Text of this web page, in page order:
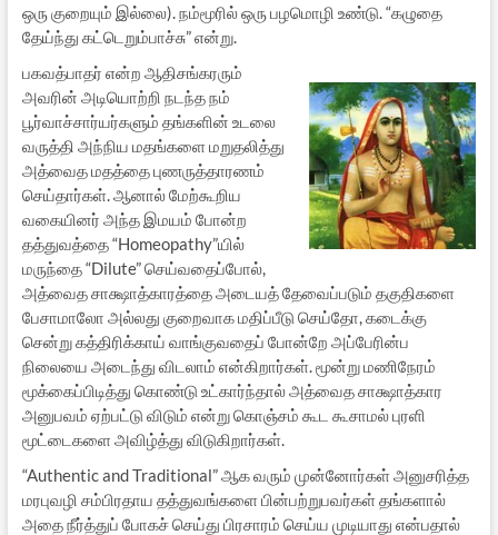
ஒரு குறையும் இல்லை). நம்மூரில் ஒரு பழமொழி உண்டு. “கழுதை
தேய்ந்து கட்டெறும்பாச்சு” என்று.
பகவத்பாதர் என்ற ஆதிசங்கரரும்
அவரின் அடியொற்றி நடந்த நம்
பூர்வாச்சார்யர்களும் தங்களின் உடலை
வருத்தி அந்நிய மதங்களை மறுதலித்து
அத்வைத மதத்தை புணருத்தாரணம்
செய்தார்கள். ஆனால் மேற்கூறிய
வகையினர் அந்த இமயம் போன்ற
தத்துவத்தை “Homeopathy”யில்
மருந்தை “Dilute” செய்வதைப்போல்,
அத்வைத சாக்ஷாத்காரத்தை அடையத் தேவைப்படும் தகுதிகளை
பேசாமாலோ அல்லது குறைவாக மதிப்பீடு செய்தோ, கடைக்கு
சென்று கத்திரிக்காய் வாங்குவதைப் போன்றே அப்பேரின்ப
நிலையை அடைந்து விடலாம் என்கிறார்கள். மூன்று மணிநேரம்
மூக்கைப்பிடித்து கொண்டு உட்கார்ந்தால் அத்வைத சாக்ஷாத்கார
அனுபவம் ஏற்பட்டு விடும் என்று கொஞ்சம் கூட கூசாமல் புரளி
மூட்டைகளை அவிழ்த்து விடுகிறார்கள்.
“Authentic and Traditional” ஆக வரும் முன்னோர்கள் அனுசரித்த
மரபுவழி சம்பிரதாய தத்துவங்களை பின்பற்றுபவர்கள் தங்களால்
அதை நீர்த்துப் போகச் செய்து பிரசாரம் செய்ய முடியாது என்பதால்